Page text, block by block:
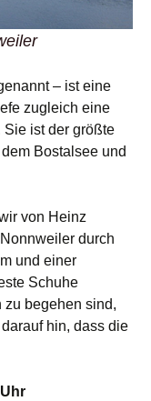
– ist eine
zugleich eine
Sie ist der größte
Bostalsee und
von Heinz
durch
und einer
Schuhe
begehen sind,
hin, dass die